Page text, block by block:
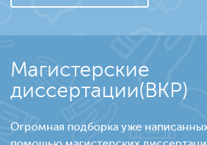
Магистерские
диссертации(ВКР)
Огромная подборка уже